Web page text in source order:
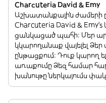
Charcuteria David & Emy
Աշխատանքային ժամերի
Charcuteria David &
ցանկացած պահի: Մեր
կկարողանաք վայելել
ընթացքում: Դուք կարող
առաքումը Ձեզ համար
խանութը ներկայումս փակ